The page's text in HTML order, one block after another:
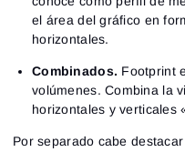
el área del gráfico en
horizontales.
Combinados. Footprint
volúmenes. Combina la
horizontales y verticales
Por separado cabe